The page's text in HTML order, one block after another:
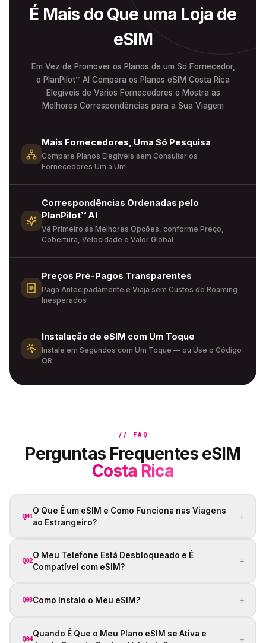
É Mais do Que uma Loja de
eSIM
Em Vez de Promover os Planos de um Só Fornecedor,
o PlanPilot™ AI Compara os Planos eSIM Costa Rica
Elegíveis de Vários Fornecedores e Mostra as
Melhores Correspondências para a Sua Viagem
Mais Fornecedores, Uma Só Pesquisa
Compare Planos Elegíveis sem Consultar os
Fornecedores Um a Um
Correspondências Ordenadas pelo
PlanPilot™ AI
Vê Primeiro as Melhores Opções, conforme Preço,
Cobertura, Velocidade e Valor Global
Preços Pré-Pagos Transparentes
Paga Antecipadamente e Viaja sem Custos de Roaming
Inesperados
Instalação de eSIM com Um Toque
Instale em Segundos com Um Toque — ou Use o Código
QR
// FAQ
Perguntas Frequentes eSIM
Costa Rica
Q01
O Que É um eSIM e Como Funciona nas Viagens
ao Estrangeiro?
+
Q02
O Meu Telefone Está Desbloqueado e É
Compatível com eSIM?
+
Q03Como Instalo o Meu eSIM? +
Q04
Quando É Que o Meu Plano eSIM se Ativa e
+